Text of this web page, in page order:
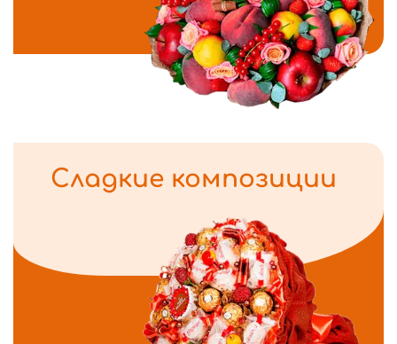
Сладкие композиции